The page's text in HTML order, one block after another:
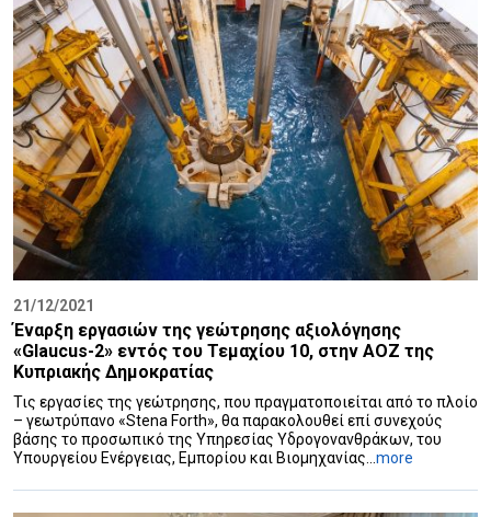
21/12/2021
Έναρξη εργασιών της γεώτρησης αξιολόγησης
«Glaucus-2» εντός του Τεμαχίου 10, στην AOZ της
Κυπριακής Δημοκρατίας
Τις εργασίες της γεώτρησης, που πραγματοποιείται από το πλοίο
– γεωτρύπανο «Stena Forth», θα παρακολουθεί επί συνεχούς
βάσης το προσωπικό της Υπηρεσίας Υδρογονανθράκων, του
Υπουργείου Ενέργειας, Εμπορίου και Βιομηχανίας... more